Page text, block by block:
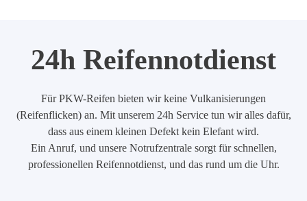
24h Reifennotdienst
Für PKW-Reifen bieten wir keine Vulkanisierungen
(Reifenflicken) an. Mit unserem 24h Service tun wir alles dafür,
dass aus einem kleinen Defekt kein Elefant wird.
Ein Anruf, und unsere Notrufzentrale sorgt für schnellen,
professionellen Reifennotdienst, und das rund um die Uhr.